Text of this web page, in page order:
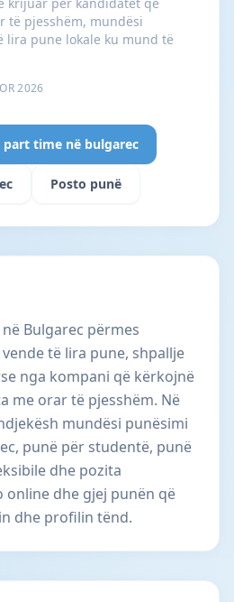
të pjesshëm, mundësi
lira pune lokale ku mund të
2026
time në bulgarec
Posto punë
Bulgarec përmes
të lira pune, shpallje
nga kompani që kërkojnë
me orar të pjesshëm. Në
mundësi punësimi
punë për studentë, punë
dhe pozita
online dhe gjej punën që
dhe profilin tënd.